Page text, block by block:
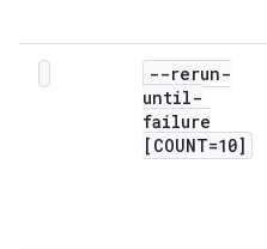
--rerun-
until-
failure
[COUNT=10]